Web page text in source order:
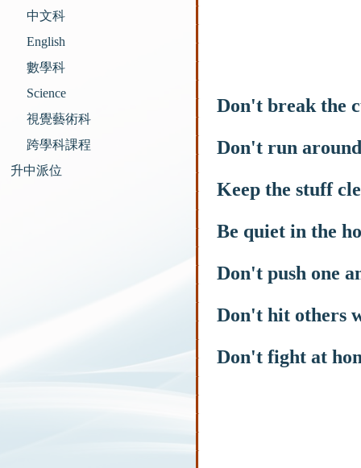
中文科
English
數學科
Science
視覺藝術科
跨學科課程
升中派位
Don't break the
Don't run
Keep the stuff
Be quiet in the
Don't push one
Don't hit others
Don't fight at